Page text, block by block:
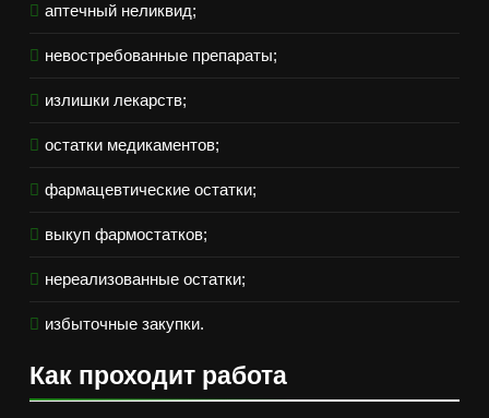
аптечный неликвид;
невостребованные препараты;
излишки лекарств;
остатки медикаментов;
фармацевтические остатки;
выкуп фармостатков;
нереализованные остатки;
избыточные закупки.
Как проходит работа